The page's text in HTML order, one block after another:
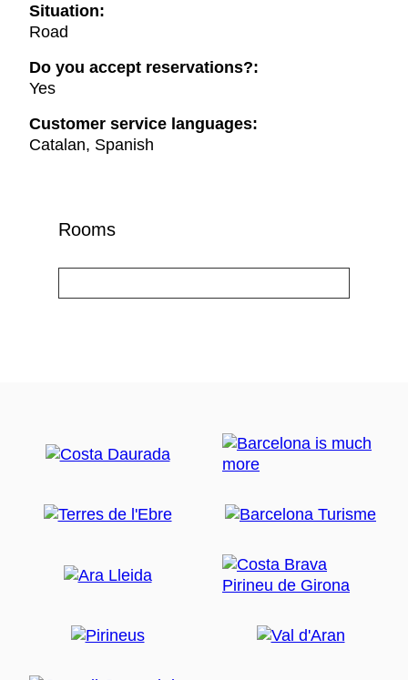
Situation:
Road
Do you accept reservations?:
Yes
Customer service languages:
Catalan, Spanish
Rooms